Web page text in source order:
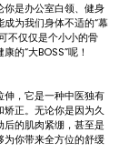
你是办公室白领、健身
为我们身体不适的“幕
不仅仅是个小小的骨
的“大BOSS”呢！
伸，它是一种中医独有
正。无论你是因为久
的肌肉紧绷，甚至是
为你带来全方位的舒缓